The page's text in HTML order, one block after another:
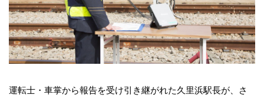
運転士・車掌から報告を受け引き継がれた久里浜駅長が、さ